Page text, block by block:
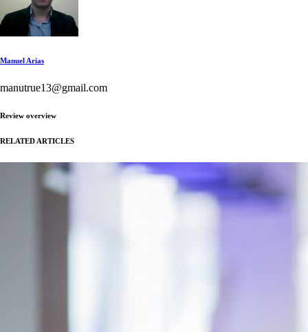
Manuel Arias
manutrue13@gmail.com
Review overview
RELATED ARTICLES